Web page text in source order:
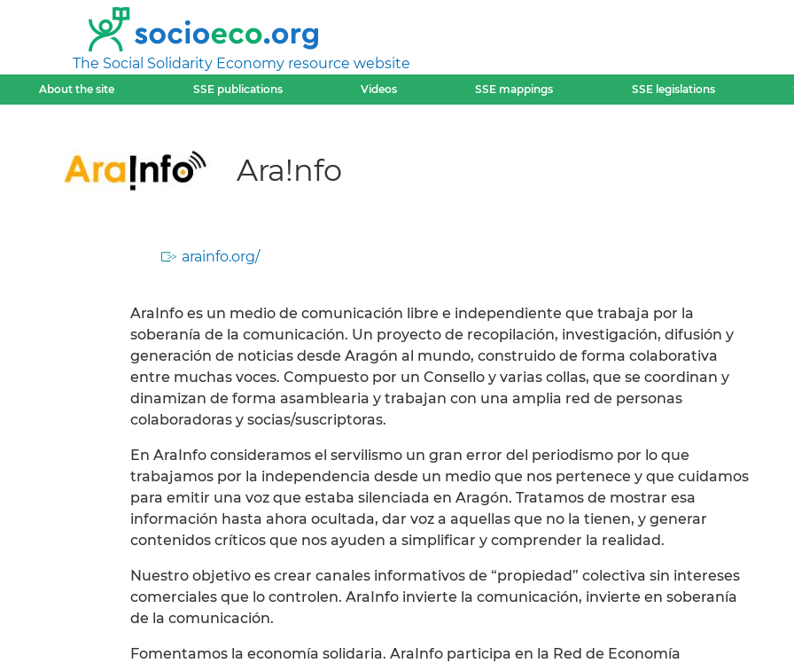
The Social Solidarity Economy resource website
About the site SSE publications Videos SSE mappings SSE legislations
Ara!nfo
arainfo.org/
AraInfo es un medio de comunicación libre e independiente que trabaja por la
soberanía de la comunicación. Un proyecto de recopilación, investigación, difusión y
generación de noticias desde Aragón al mundo, construido de forma colaborativa
entre muchas voces. Compuesto por un Consello y varias collas, que se coordinan y
dinamizan de forma asamblearia y trabajan con una amplia red de personas
colaboradoras y socias/suscriptoras.
En AraInfo consideramos el servilismo un gran error del periodismo por lo que
trabajamos por la independencia desde un medio que nos pertenece y que cuidamos
para emitir una voz que estaba silenciada en Aragón. Tratamos de mostrar esa
información hasta ahora ocultada, dar voz a aquellas que no la tienen, y generar
contenidos críticos que nos ayuden a simplificar y comprender la realidad.
Nuestro objetivo es crear canales informativos de “propiedad” colectiva sin intereses
comerciales que lo controlen. AraInfo invierte la comunicación, invierte en soberanía
de la comunicación.
Fomentamos la economía solidaria. AraInfo participa en la Red de Economía